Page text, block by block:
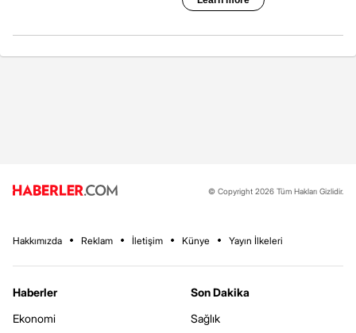
© Copyright 2026 Tüm Hakları Gizlidir.
Hakkımızda Reklam İletişim Künye Yayın İlkeleri
Haberler
Ekonomi
Son Dakika
Sağlık